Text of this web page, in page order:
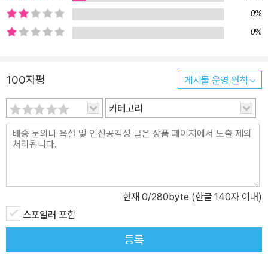
엽기 살인마를 쫓다 자살한 경찰, 에드가 앨런 포의 음울한 시구로만
남겨진 죽은 자들의 유언과 범인에 대한 프로파일링을 거듭하는 FB
드가 앨런 포의 의미심장한 시구로 시종일관 묵직하고 격조 있는 분
위기를 자아낸다. 어릴 적 목숨을 잃은 누나에 대한 죄책감과 이로 인
해 부모와 멀어짐으로써 가족에 대한 상실감을 가지고 있는 주인공
잭 매커보이는 갑작스러운 형의 자살 사건에 강박적으로 몰두한다.
모두가 형의 죽음을 자살이라고 단정하는 과정에서 잭은 경찰도 발견
증거와 단서를 연결하여 추리를 해나가는 잭은 ‘걸출한 탐정’도 아니
고 ‘노련한 FBI’도 아니다. 자신이 발견한 증거를 토대로 사건의 전후
맥락을 파악해나가는 잭을 따라가다보면 천재 탐정의 놀라운 추리와
는 또 다른 추리의 카타르시스를 느끼게 된다. 특별하지도 않고 잘나
0%
0%
100자평 게시물 운영 원칙
카테고리
현재 0/280byte (한글 140자 이내)
스포일러 포함
등록